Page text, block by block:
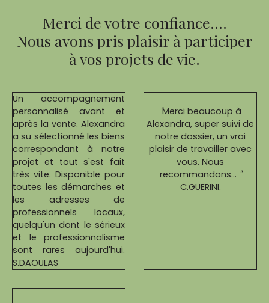
Merci de votre confiance....
Nous avons pris plaisir à participer
à vos projets de vie.
Un accompagnement
personnalisé avant et
après la vente. Alexandra
a su sélectionné les biens
correspondant à notre
projet et tout s'est fait
très vite. Disponible pour
toutes les démarches et
les adresses de
professionnels locaux,
quelqu'un dont le sérieux
et le professionnalisme
sont rares aujourd'hui.
S.DAOULAS
"Merci beaucoup à
Alexandra, super suivi de
notre dossier, un vrai
plaisir de travailler avec
vous. Nous
recommandons… "
C.GUERINI.